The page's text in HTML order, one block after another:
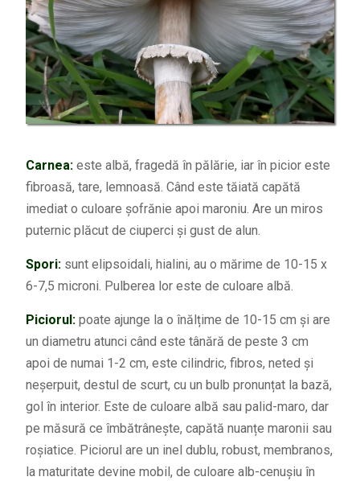
Carnea:este albă, fragedă în pălărie, iar în picior este
fibroasă, tare, lemnoasă. Când este tăiată capătă
imediat o culoare șofrănie apoi maroniu. Are un miros
puternic plăcut de ciuperci și gust de alun.
Spori:sunt elipsoidali, hialini, au o mărime de 10-15 x
6-7,5 microni. Pulberea lor este de culoare albă.
Piciorul: poate ajunge la o înălțime de 10-15 cm și are
un diametru atunci când este tânără de peste 3 cm
apoi de numai 1-2 cm, este cilindric, fibros, neted și
neșerpuit, destul de scurt, cu un bulb pronunțat la bază,
gol în interior. Este de culoare albă sau palid-maro, dar
pe măsură ce îmbătrânește, capătă nuanțe maronii sau
roșiatice. Piciorul are un inel dublu, robust, membranos,
la maturitate devine mobil, de culoare alb-cenușiu în